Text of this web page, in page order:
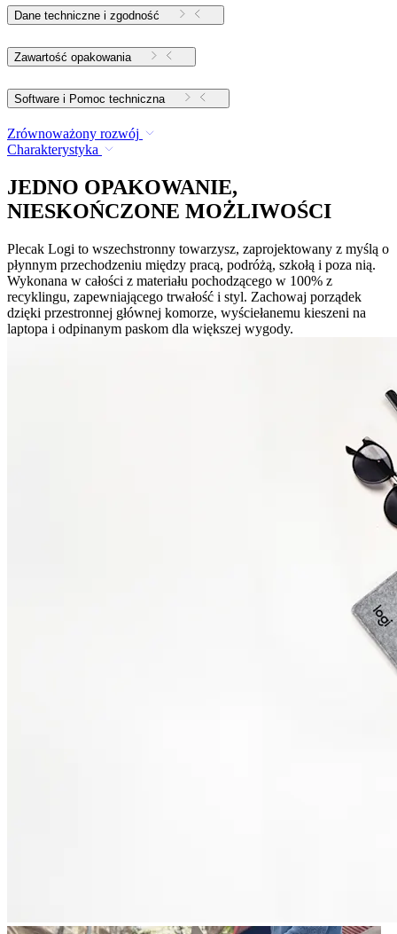
Dane techniczne i zgodność
Zawartość opakowania
Software i Pomoc techniczna
Zrównoważony rozwój
Charakterystyka
JEDNO OPAKOWANIE,
NIESKOŃCZONE MOŻLIWOŚCI
Plecak Logi to wszechstronny towarzysz, zaprojektowany z myślą o
płynnym przechodzeniu między pracą, podróżą, szkołą i poza nią.
Wykonana w całości z materiału pochodzącego w 100% z
recyklingu, zapewniającego trwałość i styl. Zachowaj porządek
dzięki przestronnej głównej komorze, wyściełanemu kieszeni na
laptopa i odpinanym paskom dla większej wygody.